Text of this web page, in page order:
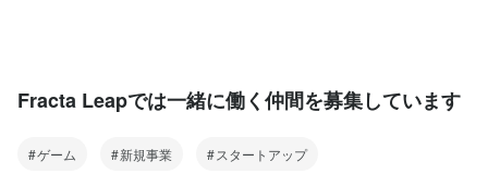
Fracta Leapでは一緒に働く仲間を募集しています
ゲーム 新規事業 スタートアップ